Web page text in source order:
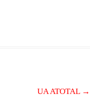
UA ATOTAL →